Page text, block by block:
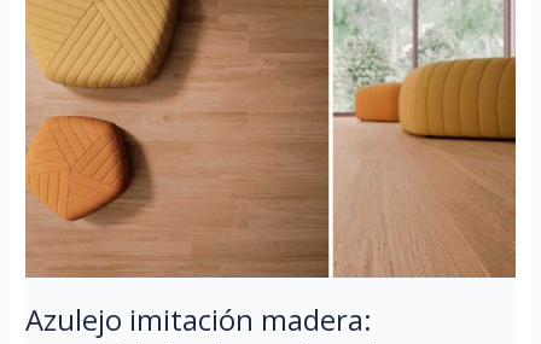
Azulejo imitación madera:
imitación
madera:
practicidad
elegancia
todo
en
uno